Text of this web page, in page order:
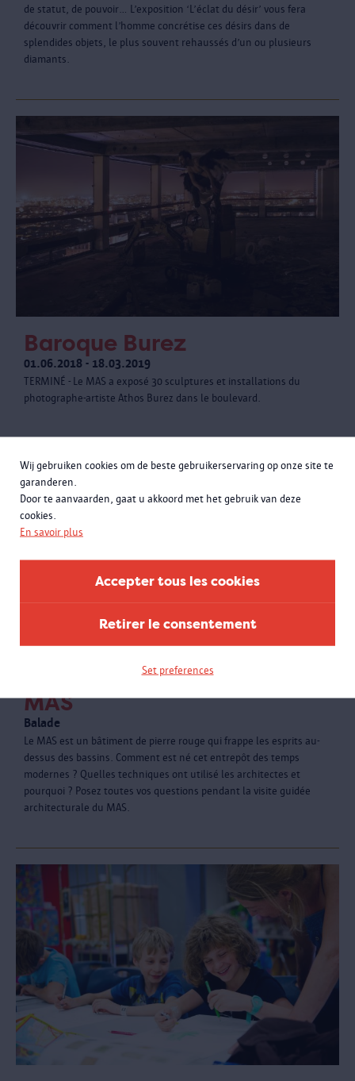
Wij gebruiken cookies om de beste gebruikerservaring op onze site te
garanderen.
Door te aanvaarden, gaat u akkoord met het gebruik van deze
cookies.
En savoir plus
Accepter tous les cookies
Retirer le consentement
Set preferences
de statut, de pouvoir… L’exposition ‘L’éclat du désir’ vous fera
découvrir comment l’homme concrétise ces désirs dans de
splendides objets, le plus souvent rehaussés d’un ou plusieurs
diamants.
Baroque Burez
01.06.2018 - 18.03.2019
TERMINÉ - Le MAS a exposé 30 sculptures et installations du
photographe-artiste Athos Burez dans le boulevard.
La beauté architecturale du
MAS
Balade
Le MAS est un bâtiment de pierre rouge qui frappe les esprits au-
dessus des bassins. Comment est né cet entrepôt des temps
modernes ? Quelles techniques ont utilisé les architectes et
pourquoi ? Posez toutes vos questions pendant la visite guidée
architecturale du MAS.